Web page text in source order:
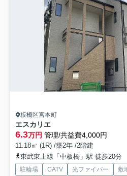
板橋区宮本町
エスカリエ
6.3万円 管理/共益費4,000円
11.18㎡ (1R) /築2年 /2階建
東武東上線「中板橋」駅 徒歩20分
駐輪場 CATV 光ファイバー 敷